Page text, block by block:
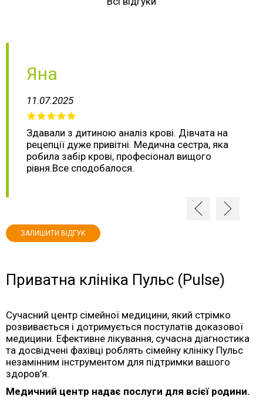
Яна
11.07.2025
Здавали з дитиною аналіз крові. Дівчата на
рецепції дуже привітні. Медична сестра, яка
робила забір крові, професіонал вищого
рівня.Все сподобалося.
ЗАЛИШИТИ ВІДГУК
Приватна клініка Пульс (Pulse)
Сучасний центр сімейної медицини, який стрімко
розвивається і дотримується постулатів доказової
медицини. Ефективне лікування, сучасна діагностика
та досвідчені фахівці роблять сімейну клініку Пульс
незамінним інструментом для підтримки вашого
здоров’я.
Медичний центр надає послуги для всієї родини.